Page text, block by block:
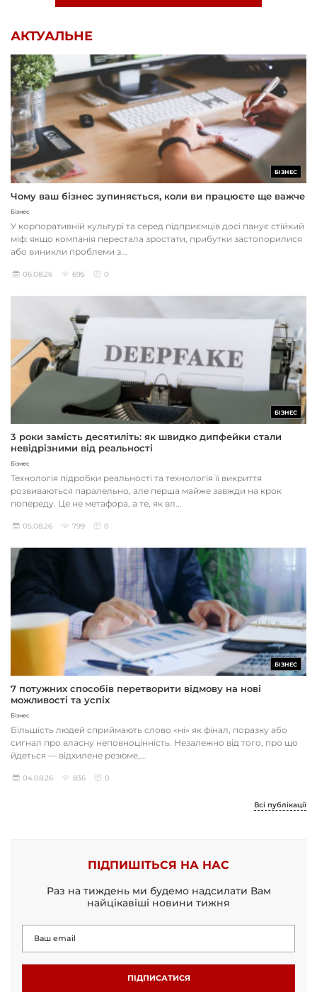
АКТУАЛЬНЕ
БІЗНЕС
Чому ваш бізнес зупиняється, коли ви працюєте ще важче
Бізнес
У корпоративній культурі та серед підприємців досі панує стійкий
міф: якщо компанія перестала зростати, прибутки застопорилися
або виникли проблеми з...
06.08.26 695 0
БІЗНЕС
3 роки замість десятиліть: як швидко дипфейки стали
невідрізними від реальності
Бізнес
Технологія підробки реальності та технологія її викриття
розвиваються паралельно, але перша майже завжди на крок
попереду. Це не метафора, а те, як вл...
05.08.26 799 0
БІЗНЕС
7 потужних способів перетворити відмову на нові
можливості та успіх
Бізнес
Більшість людей сприймають слово «ні» як фінал, поразку або
сигнал про власну неповноцінність. Незалежно від того, про що
йдеться — відхилене резюме,...
04.08.26 836 0
Всі публікації
ПІДПИШІТЬСЯ НА НАС
Раз на тиждень ми будемо надсилати Вам
найцікавіші новини тижня
ПІДПИСАТИСЯ